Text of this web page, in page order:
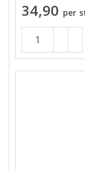
34,90 per